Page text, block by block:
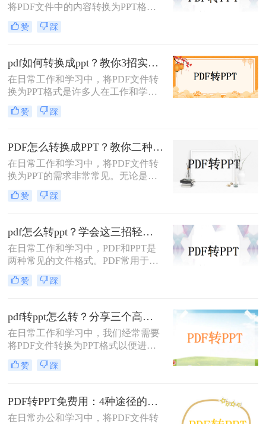
将PDF文件中的内容转换为PPT格
式，以便于演示和分享。那么PDF如
何转成PPT呢？以下是两种常用的方
换。
赞 踩
pdf如何转换成ppt？教你3招实用方法轻松搞定！
在日常工作和学习中，将PDF文件转
换为PPT格式是许多人在工作和学习
中常遇到的需求，特别是当需要将
PDF中的内容进行编辑、演示或分享
文将介绍三种常用的PDF转PPT的方
法。
赞 踩
PDF怎么转换成PPT？教你二种转换方法！
在日常工作和学习中，将PDF文件转
换为PPT的需求非常常见。无论是为
了方便展示、编辑还是进一步处理，
掌握几种高效的PDF转PPT方法都是
PPT呢？本文将详细介绍两种常见的
PDF转PPT方法，帮助用户轻松完成
文件格式转换。
赞 踩
pdf怎么转ppt？学会这三招轻松搞定转换！
在日常工作和学习中，PDF和PPT是
两种常见的文件格式。PDF常用于文
档的查看和分享，而PPT则更多地用
于制作演示文稿和进行演讲。有时，
式，以便进行编辑、修改或展示。那
么pdf怎么转ppt呢？本文将介绍三种
将PDF转换为PPT的方法：使用专业
的PDF转PPT软件、利用在线转换工
具，以及手动复制粘贴内容。
赞 踩
pdf转ppt怎么转？分享三个高效转换方法！
在日常工作和学习中，我们经常需要
将PDF文件转换为PPT格式以便进行
演示或编辑。那么pdf转ppt怎么转
呢？以下将介绍三种常用的pdf转ppt
转换。
赞 踩
PDF转PPT免费用：4种途径的转换精度和排版保留能力对比！
在日常办公和学习中，将PDF文件转